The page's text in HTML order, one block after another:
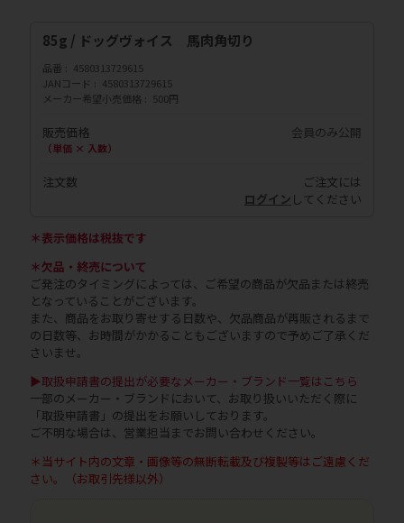
85g / ドッグヴォイス 馬肉角切り
品番
4580313729615
JANコード
4580313729615
メーカー希望小売価格
500円
販売価格
（単価 × 入数）
会員のみ公開
注文数
ご注文には
ログイン してください
＊表示価格は税抜です
＊欠品・終売について
ご発注のタイミングによっては、ご希望の商品が欠品または終売
となっていることがございます。
また、商品をお取り寄せする日数や、欠品商品が再販されるまで
の日数等、お時間がかかることもございますので予めご了承くだ
さいませ。
▶取扱申請書の提出が必要なメーカー・ブランド一覧はこちら
一部のメーカー・ブランドにおいて、お取り扱いいただく際に
「取扱申請書」の提出をお願いしております。
ご不明な場合は、営業担当までお問い合わせください。
＊当サイト内の文章・画像等の無断転載及び複製等はご遠慮くだ
さい。（お取引先様以外）